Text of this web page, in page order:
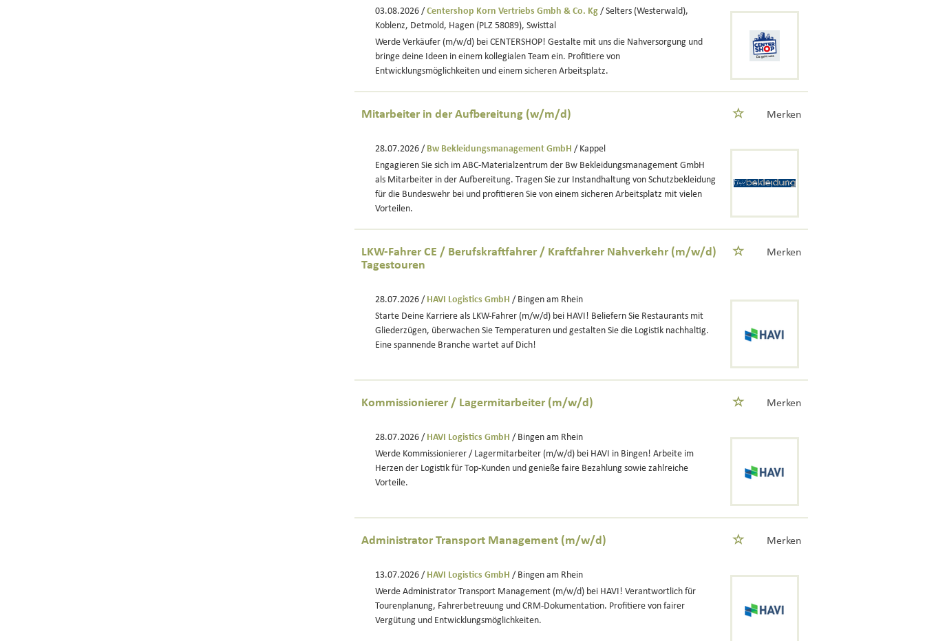
03.08.2026 / Centershop Korn Vertriebs Gmbh & Co. Kg / Selters (Westerwald),
Koblenz, Detmold, Hagen (PLZ 58089), Swisttal
Werde Verkäufer (m/w/d) bei CENTERSHOP! Gestalte mit uns die Nahversorgung und
bringe deine Ideen in einem kollegialen Team ein. Profitiere von
Entwicklungsmöglichkeiten und einem sicheren Arbeitsplatz.
Mitarbeiter in der Aufbereitung (w/m/d) Merken
28.07.2026 / Bw Bekleidungsmanagement GmbH / Kappel
Engagieren Sie sich im ABC-Materialzentrum der Bw Bekleidungsmanagement GmbH
als Mitarbeiter in der Aufbereitung. Tragen Sie zur Instandhaltung von Schutzbekleidung
für die Bundeswehr bei und profitieren Sie von einem sicheren Arbeitsplatz mit vielen
Vorteilen.
LKW-Fahrer CE / Berufskraftfahrer / Kraftfahrer Nahverkehr (m/w/d)
Tagestouren
Merken
28.07.2026 / HAVI Logistics GmbH / Bingen am Rhein
Starte Deine Karriere als LKW-Fahrer (m/w/d) bei HAVI! Beliefern Sie Restaurants mit
Gliederzügen, überwachen Sie Temperaturen und gestalten Sie die Logistik nachhaltig.
Eine spannende Branche wartet auf Dich!
Kommissionierer / Lagermitarbeiter (m/w/d) Merken
28.07.2026 / HAVI Logistics GmbH / Bingen am Rhein
Werde Kommissionierer / Lagermitarbeiter (m/w/d) bei HAVI in Bingen! Arbeite im
Herzen der Logistik für Top-Kunden und genieße faire Bezahlung sowie zahlreiche
Vorteile.
Administrator Transport Management (m/w/d) Merken
13.07.2026 / HAVI Logistics GmbH / Bingen am Rhein
Werde Administrator Transport Management (m/w/d) bei HAVI! Verantwortlich für
Tourenplanung, Fahrerbetreuung und CRM-Dokumentation. Profitiere von fairer
Vergütung und Entwicklungsmöglichkeiten.